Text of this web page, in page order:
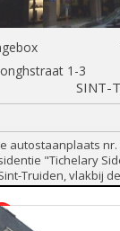
1-3
SINT-
autostaanplaats nr.
"Tichelary
Truiden, vlakbij